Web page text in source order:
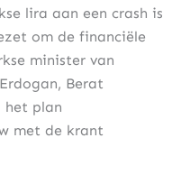
lira aan een crash is
om de financiële
minister van
Berat
het plan
met de krant